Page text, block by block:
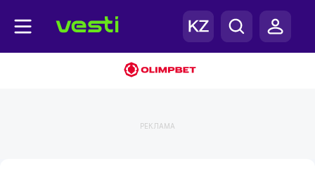
РЕКЛАМА